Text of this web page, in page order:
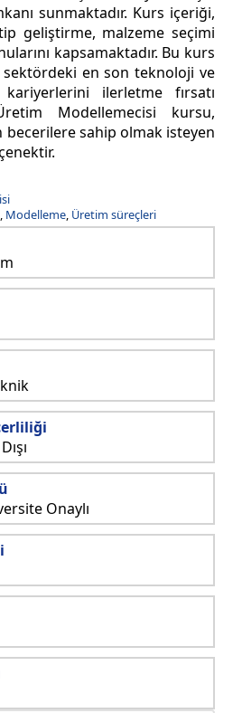
sunmaktadır. Kurs içeriği,
geliştirme, malzeme seçimi
kapsamaktadır. Bu kurs
sektördeki en son teknoloji ve
ilerletme fırsatı
Modellemecisi kursu,
sahip olmak isteyen
, Modelleme, Üretim süreçleri
Onaylı